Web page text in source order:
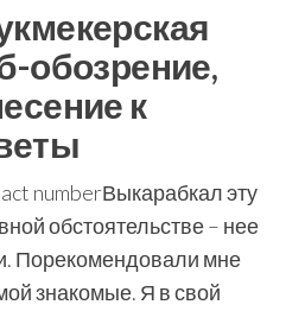
обозрение,
к
Выкарабкал эту
обстоятельстве – нее
Порекомендовали мне
знакомые. Я в свой